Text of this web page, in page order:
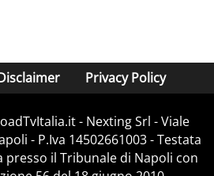
Privacy Policy
- Nexting Srl - Viale
- P.Iva 14502661003 - Testata
presso il Tribunale di Napoli con